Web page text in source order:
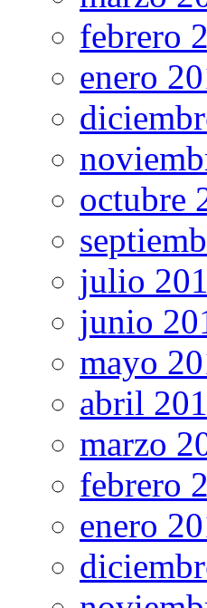
febrero
enero
octubre
julio
junio
mayo
abril
marzo
febrero
enero